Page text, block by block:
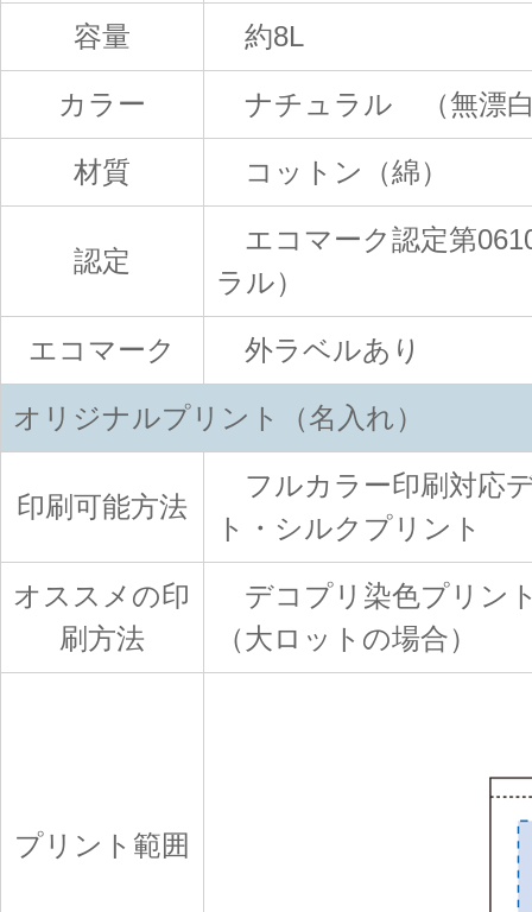
容量 約8L
カラー ナチュラル （無漂白
材質 コットン（綿）
認定
エコマーク認定第
ラル）
エコマーク 外ラベルあり
オリジナルプリント（名入れ）
印刷可能方法
フルカラー印刷対応
ト・シルクプリント
オススメの印
刷方法
デコプリ染色プリン
（大ロットの場合）
プリント範囲